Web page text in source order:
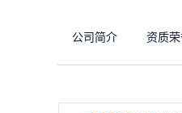
公司简介 资质